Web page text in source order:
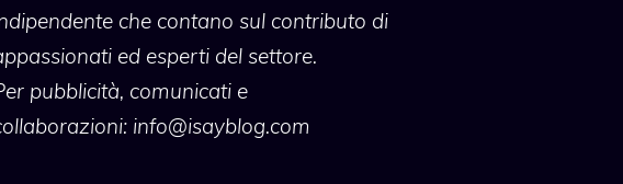
che contano sul contributo di
ed esperti del settore.
pubblicità, comunicati e
info@isayblog.com